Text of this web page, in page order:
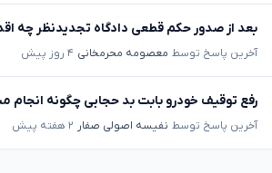
بعد از صدور حکم قطعی دادگاه تجدیدنظر چه
آخرین پاسخ توسط معصومه محرمخانی ۴ روز پیش
رفع توقیف خودرو بابت بد حجابی چگونه انجام
آخرین پاسخ توسط نفیسه اصولی صفار ۲ هفته پیش